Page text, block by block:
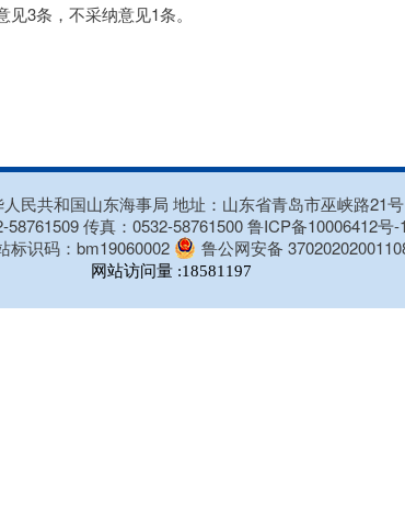
3条，不采纳意见1条。
民共和国山东海事局 地址：山东省青岛市巫峡路21
58761509 传真：0532-58761500鲁ICP备10006412号-
标识码：bm19060002
鲁公网安备